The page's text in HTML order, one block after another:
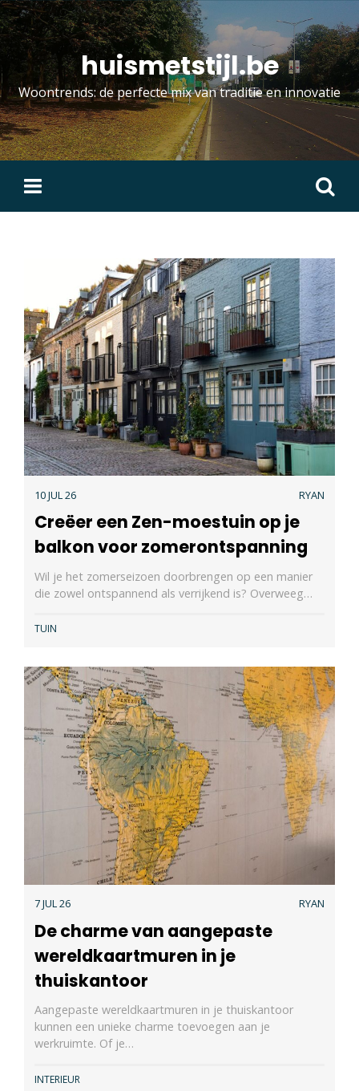
Skip
to
content
huismetstijl.be
Woontrends: de perfecte mix van traditie en innovatie
Zoeken
naar:
10 JUL 26 RYAN
Creëer een Zen-moestuin op je
balkon voor zomerontspanning
Wil je het zomerseizoen doorbrengen op een manier
die zowel ontspannend als verrijkend is? Overweeg…
TUIN
7 JUL 26 RYAN
De charme van aangepaste
wereldkaartmuren in je
thuiskantoor
Aangepaste wereldkaartmuren in je thuiskantoor
kunnen een unieke charme toevoegen aan je
werkruimte. Of je…
INTERIEUR